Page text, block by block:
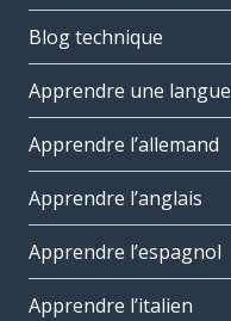
Blog technique
Apprendre une langue
Apprendre l’allemand
Apprendre l’anglais
Apprendre l’espagnol
Apprendre l’italien